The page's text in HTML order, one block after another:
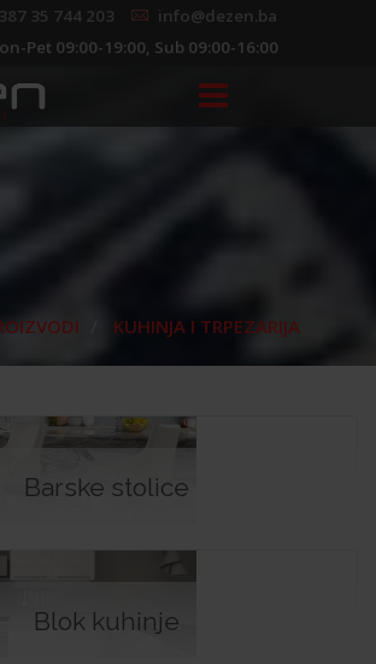
35 744 203
info@dezen.ba
Pet 09:00-19:00, Sub 09:00-16:00
KUHINJA I TRPEZARIJA
Barske stolice
Blok kuhinje